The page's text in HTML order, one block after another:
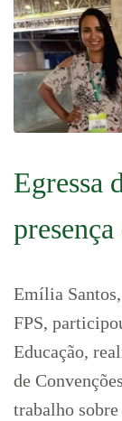
Egressa
Emília
FPS,
Educação,
de
trabalho